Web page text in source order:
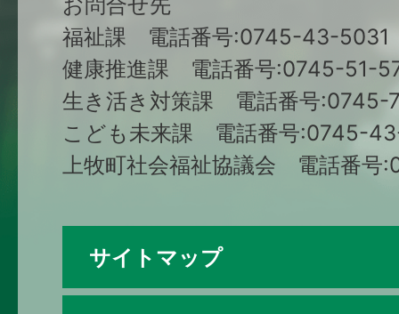
福祉課 電話番号:0745-43-5031
健康推進課 電話番号:0745-51-
生き活き対策課 電話番号:0745-
こども未来課 電話番号:0745-
上牧町社会福祉協議会 電話番
サイトマップ